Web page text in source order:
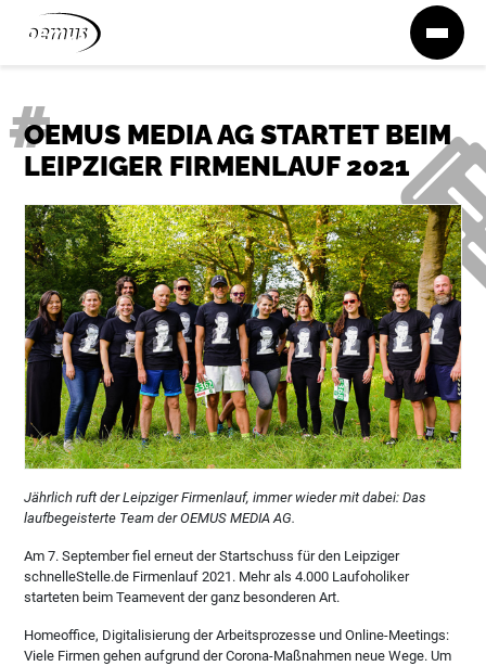
Zum Inhalt springen
OEMUS MEDIA AG STARTET BEIM
LEIPZIGER FIRMENLAUF 2021
Jährlich ruft der Leipziger Firmenlauf, immer wieder mit dabei: Das
laufbegeisterte Team der OEMUS MEDIA AG.
Am 7. September fiel erneut der Startschuss für den Leipziger
schnelleStelle.de Firmenlauf 2021. Mehr als 4.000 Laufoholiker
starteten beim Teamevent der ganz besonderen Art.
Homeoffice, Digitalisierung der Arbeitsprozesse und Online-Meetings:
Viele Firmen gehen aufgrund der Corona-Maßnahmen neue Wege. Um